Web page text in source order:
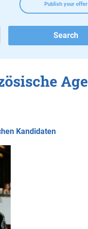
Publish your
Kandidaten